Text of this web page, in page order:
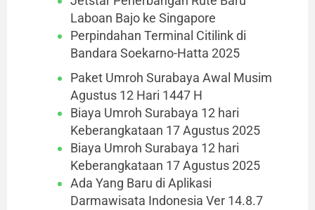
Laboan Bajo ke Singapore
Perpindahan Terminal Citilink di
Bandara Soekarno-Hatta 2025
Paket Umroh Surabaya Awal Musim
Agustus 12 Hari 1447 H
Biaya Umroh Surabaya 12 hari
Keberangkataan 17 Agustus 2025
Biaya Umroh Surabaya 12 hari
Keberangkataan 17 Agustus 2025
Ada Yang Baru di Aplikasi
Darmawisata Indonesia Ver 14.8.7